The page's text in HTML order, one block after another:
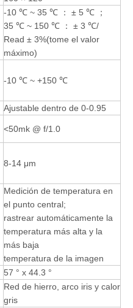
-10 ℃ ~ 35 ℃ ： ± 5 ℃ ；
35 ℃ ~ 150 ℃ ： ± 3 ℃/
Read ± 3%(tome el valor
máximo)
-10 ℃ ~ +150 ℃
Ajustable dentro de 0-0.95
<50mk @ f/1.0
8-14 μm
Medición de temperatura en
el punto central;
rastrear automáticamente la
temperatura más alta y la
más baja
temperatura de la imagen
57 ° x 44.3 °
Red de hierro, arco iris y calor
gris